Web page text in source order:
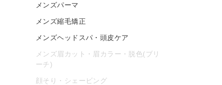
メンズパーマ
メンズ縮毛矯正
メンズヘッドスパ・頭皮ケア
メンズ眉カット・眉カラー・脱色(ブリ
ーチ)
顔そり・シェービング